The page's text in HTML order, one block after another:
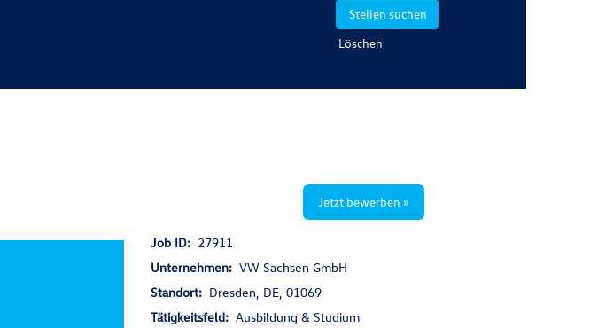
Löschen
Jetzt bewerben »
Job ID: 27911
Unternehmen: VW Sachsen GmbH
Standort: Dresden, DE, 01069
Tätigkeitsfeld: Ausbildung & Studium